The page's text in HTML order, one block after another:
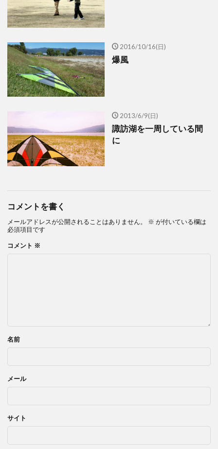
2016/10/16(日)
爆風
2013/6/9(日)
諏訪湖を一周している間
に
コメントを書く
メールアドレスが公開されることはありません。 ※ が付いている欄は
必須項目です
コメント ※
名前
メール
サイト